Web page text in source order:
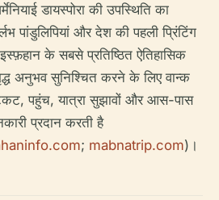
डायस्पोरा की उपस्थिति का
पांडुलिपियां और देश की पहली प्रिंटिंग
के सबसे प्रतिष्ठित ऐतिहासिक
अनुभव सुनिश्चित करने के लिए वान्क
पहुंच, यात्रा सुझावों और आस-पास
प्रदान करती है
; mabnatrip.com)।